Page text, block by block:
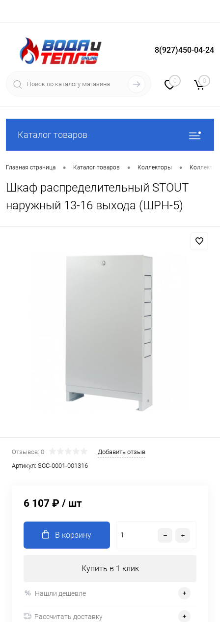
Вход Регистрация
8(927)450-04-24
0 0
Каталог товаров
Главная страница • Каталог товаров • Коллекторы •
Шкаф распределительный STOUT
наружный 13-16 выхода (ШРН-5)
Отзывов: 0
Добавить отзыв
Артикул: SCC-0001-001316
6 107 ₽ / шт
В корзину
Купить в 1 клик
Нашли дешевле
Рассчитать доставку